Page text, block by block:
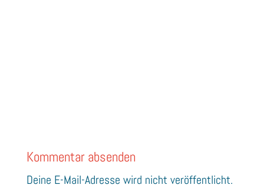
Kommentar absenden
Deine E-Mail-Adresse wird nicht veröffentlicht.